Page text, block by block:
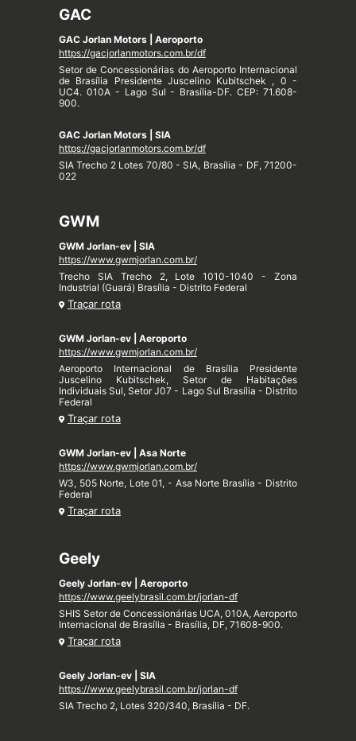
GAC
GAC Jorlan Motors | Aeroporto
https://gacjorlanmotors.com.br/df
Setor de Concessionárias do Aeroporto Internacional
de Brasília Presidente Juscelino Kubitschek , 0 -
UC4. 010A - Lago Sul - Brasília-DF. CEP: 71.608-
900.
GAC Jorlan Motors | SIA
https://gacjorlanmotors.com.br/df
SIA Trecho 2 Lotes 70/80 - SIA, Brasília - DF, 71200-
022
GWM
GWM Jorlan-ev | SIA
https://www.gwmjorlan.com.br/
Trecho SIA Trecho 2, Lote 1010-1040 - Zona
Industrial (Guará) Brasília - Distrito Federal
Traçar rota
GWM Jorlan-ev | Aeroporto
https://www.gwmjorlan.com.br/
Aeroporto Internacional de Brasília Presidente
Juscelino Kubitschek, Setor de Habitações
Individuais Sul, Setor J07 - Lago Sul Brasília - Distrito
Federal
Traçar rota
GWM Jorlan-ev | Asa Norte
https://www.gwmjorlan.com.br/
W3, 505 Norte, Lote 01, - Asa Norte Brasília - Distrito
Federal
Traçar rota
Geely
Geely Jorlan-ev | Aeroporto
https://www.geelybrasil.com.br/jorlan-df
SHIS Setor de Concessionárias UCA, 010A, Aeroporto
Internacional de Brasília - Brasília, DF, 71608-900.
Traçar rota
Geely Jorlan-ev | SIA
https://www.geelybrasil.com.br/jorlan-df
SIA Trecho 2, Lotes 320/340, Brasília - DF.